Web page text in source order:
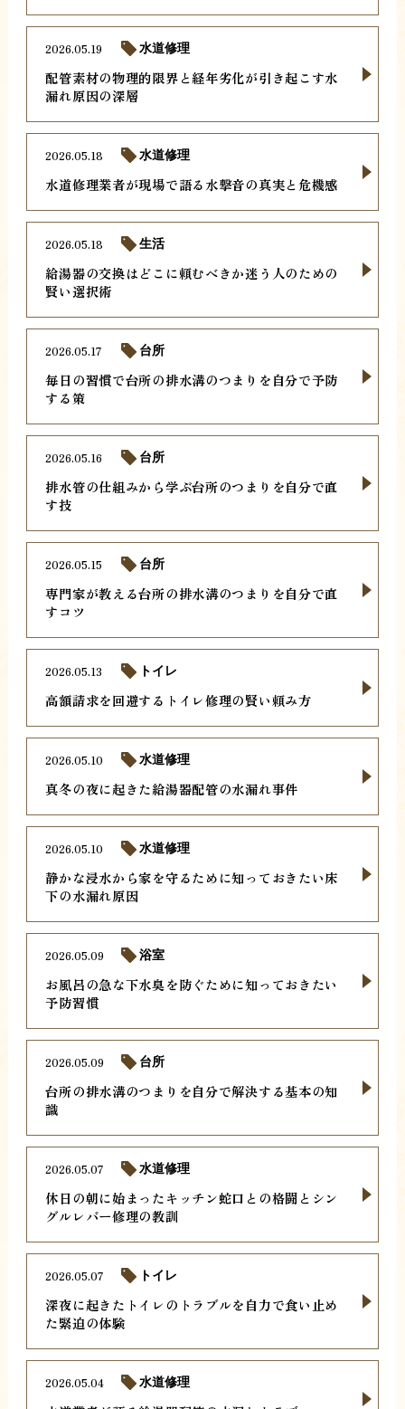
配管素材の物理的限界と経年劣化が引き起こす水
漏れ原因の深層
2026.05.19 水道修理
水道修理業者が現場で語る水撃音の真実と危機感
2026.05.18 水道修理
給湯器の交換はどこに頼むべきか迷う人のための
賢い選択術
2026.05.18 生活
毎日の習慣で台所の排水溝のつまりを自分で予防
する策
2026.05.17 台所
排水管の仕組みから学ぶ台所のつまりを自分で直
す技
2026.05.16 台所
専門家が教える台所の排水溝のつまりを自分で直
すコツ
2026.05.15 台所
高額請求を回避するトイレ修理の賢い頼み方
2026.05.13 トイレ
真冬の夜に起きた給湯器配管の水漏れ事件
2026.05.10 水道修理
静かな浸水から家を守るために知っておきたい床
下の水漏れ原因
2026.05.10 水道修理
お風呂の急な下水臭を防ぐために知っておきたい
予防習慣
2026.05.09 浴室
台所の排水溝のつまりを自分で解決する基本の知
識
2026.05.09 台所
休日の朝に始まったキッチン蛇口との格闘とシン
グルレバー修理の教訓
2026.05.07 水道修理
深夜に起きたトイレのトラブルを自力で食い止め
た緊迫の体験
2026.05.07 トイレ
2026.05.04 水道修理